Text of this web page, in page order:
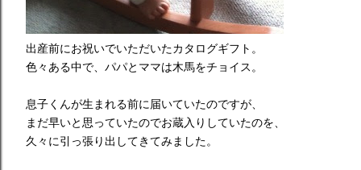
出産前にお祝いでいただいたカタログギフト。
色々ある中で、パパとママは木馬をチョイス。
息子くんが生まれる前に届いていたのですが、
まだ早いと思っていたのでお蔵入りしていたのを、
久々に引っ張り出してきてみました。